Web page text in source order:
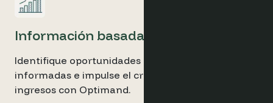
Información basada en datos
Identifique oportunidades clave, tome decisiones
informadas e impulse el crecimiento de los
ingresos con Optimand.